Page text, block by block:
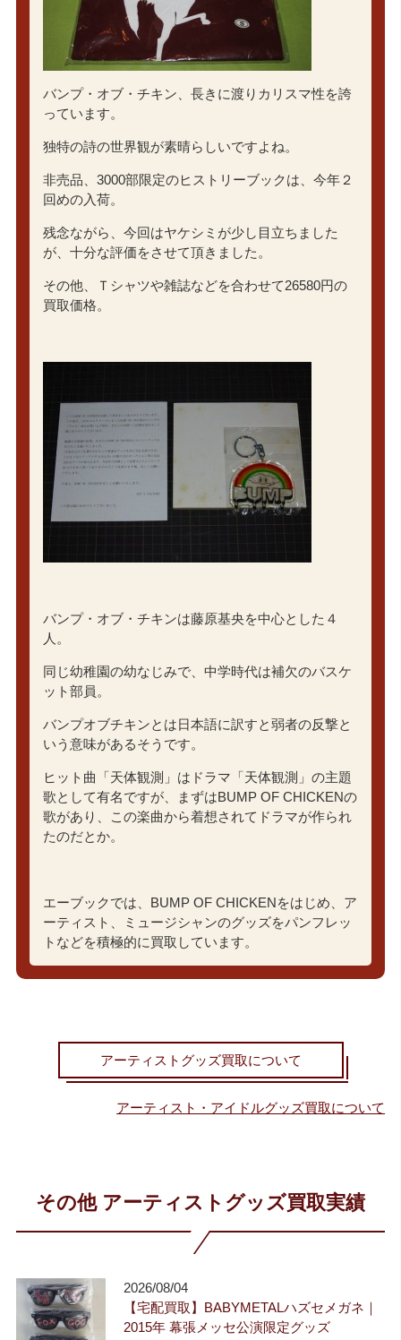
バンプ・オブ・チキン、長きに渡りカリスマ性を誇
っています。
独特の詩の世界観が素晴らしいですよね。
非売品、3000部限定のヒストリーブックは、今年２
回めの入荷。
残念ながら、今回はヤケシミが少し目立ちました
が、十分な評価をさせて頂きました。
その他、Ｔシャツや雑誌などを合わせて26580円の
買取価格。
バンプ・オブ・チキンは藤原基央を中心とした４
人。
同じ幼稚園の幼なじみで、中学時代は補欠のバスケ
ット部員。
バンプオブチキンとは日本語に訳すと弱者の反撃と
いう意味があるそうです。
ヒット曲「天体観測」はドラマ「天体観測」の主題
歌として有名ですが、まずはBUMP OF CHICKENの
歌があり、この楽曲から着想されてドラマが作られ
たのだとか。
エーブックでは、BUMP OF CHICKENをはじめ、ア
ーティスト、ミュージシャンのグッズをパンフレッ
トなどを積極的に買取しています。
アーティストグッズ買取について
アーティスト・アイドルグッズ買取について
その他 アーティストグッズ買取実績
2026/08/04
【宅配買取】BABYMETALハズセメガネ｜
2015年 幕張メッセ公演限定グッズ